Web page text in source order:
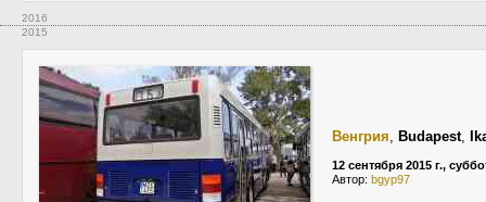
2016
2015
Венгрия, Budapest,
12 сентября 2015 г.,
Автор: bgyp97